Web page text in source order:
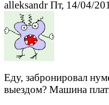
alleksandr Пт, 14/04/
Еду, забронировал
выездом? Машина